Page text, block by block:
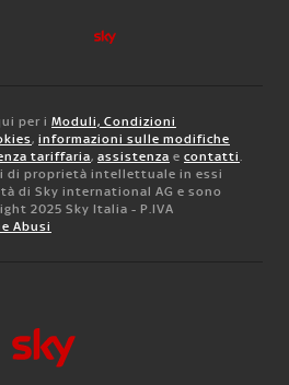
per i Moduli, Condizioni
, informazioni sulle modifiche
tariffaria, assistenza e contatti.
di proprietà intellettuale in essi
di Sky international AG e sono
2025 Sky Italia - P.IVA
Abusi